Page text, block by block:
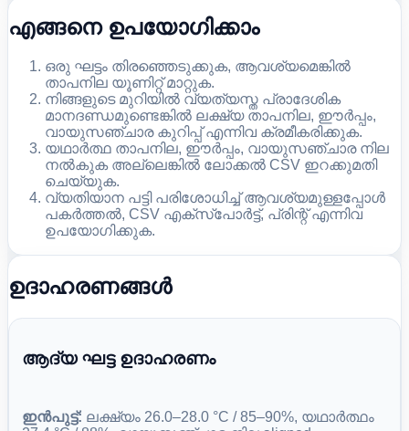
എങ്ങനെ ഉപയോഗിക്കാം
ഒരു ഘട്ടം തിരഞ്ഞെടുക്കുക, ആവശ്യമെങ്കിൽ
താപനില യൂണിറ്റ് മാറ്റുക.
നിങ്ങളുടെ മുറിയിൽ വ്യത്യസ്ത പ്രാദേശിക
മാനദണ്ഡമുണ്ടെങ്കിൽ ലക്ഷ്യ താപനില, ഈർപ്പം,
വായുസഞ്ചാര കുറിപ്പ് എന്നിവ ക്രമീകരിക്കുക.
യഥാർത്ഥ താപനില, ഈർപ്പം, വായുസഞ്ചാര നില
നൽകുക അല്ലെങ്കിൽ ലോക്കൽ CSV ഇറക്കുമതി
ചെയ്യുക.
വ്യതിയാന പട്ടി പരിശോധിച്ച് ആവശ്യമുള്ളപ്പോൾ
പകർത്തൽ, CSV എക്സ്പോർട്ട്, പ്രിന്റ് എന്നിവ
ഉപയോഗിക്കുക.
ഉദാഹരണങ്ങൾ
ആദ്യ ഘട്ട ഉദാഹരണം
ഇൻപുട്ട്: ലക്ഷ്യം 26.0–28.0 °C / 85–90%, യഥാർത്ഥം